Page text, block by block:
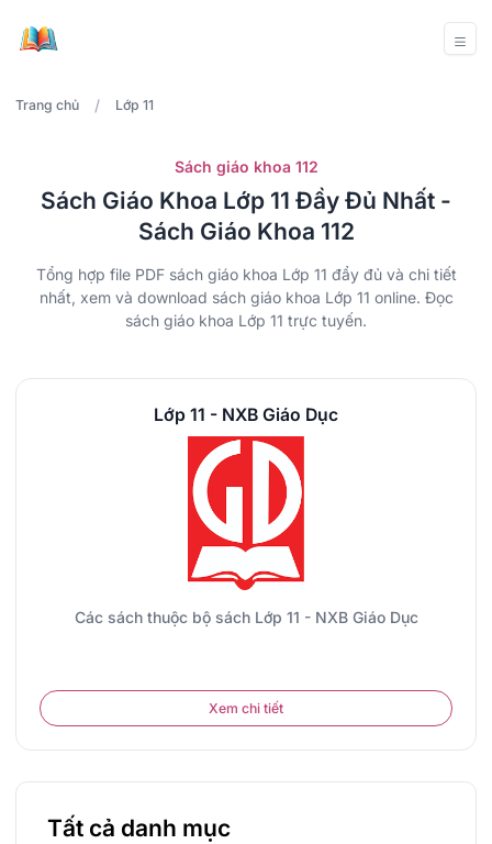
Trang chủ / Lớp 11
Sách giáo khoa 112
Sách Giáo Khoa Lớp 11 Đầy Đủ Nhất -
Sách Giáo Khoa 112
Tổng hợp file PDF sách giáo khoa Lớp 11 đẩy đủ và chi tiết
nhất, xem và download sách giáo khoa Lớp 11 online. Đọc
sách giáo khoa Lớp 11 trực tuyến.
Lớp 11 - NXB Giáo Dục
Các sách thuộc bộ sách Lớp 11 - NXB Giáo Dục
Xem chi tiết
Tất cả danh mục